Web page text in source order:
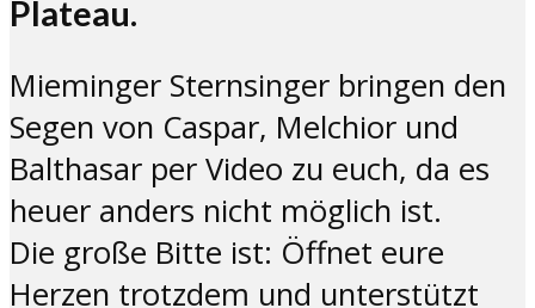
Plateau.
Mieminger Sternsinger bringen den
Segen von Caspar, Melchior und
Balthasar per Video zu euch, da es
heuer anders nicht möglich ist.
Die große Bitte ist: Öffnet eure
Herzen trotzdem und unterstützt